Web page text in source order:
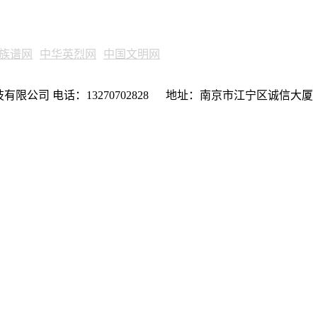
谱网 中华英烈网 中国文明网
限公司 电话：13270702828 地址：南京市江宁区诚信大厦